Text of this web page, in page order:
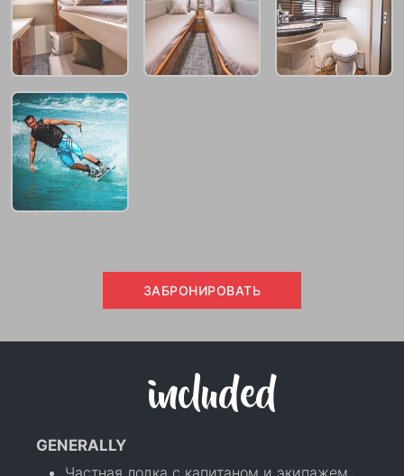
ЗАБРОНИРОВАТЬ
included
GENERALLY